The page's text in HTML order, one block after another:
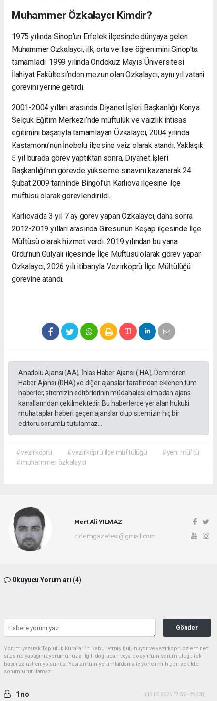
Muhammer Özkalaycı Kimdir?
1975 yılında Sinop’un Erfelek ilçesinde dünyaya gelen
Muhammer Özkalaycı, ilk, orta ve lise öğrenimini Sinop’ta
tamamladı. 1999 yılında Ondokuz Mayıs Üniversitesi
İlahiyat Fakültesi’nden mezun olan Özkalaycı, aynı yıl vatani
görevini yerine getirdi.
2001-2004 yılları arasında Diyanet İşleri Başkanlığı Konya
Selçuk Eğitim Merkezi’nde müftülük ve vaizlik ihtisas
eğitimini başarıyla tamamlayan Özkalaycı, 2004 yılında
Kastamonu’nun İnebolu ilçesine vaiz olarak atandı. Yaklaşık
5 yıl burada görev yaptıktan sonra, Diyanet İşleri
Başkanlığı’nın görevde yükselme sınavını kazanarak 24
Şubat 2009 tarihinde Bingöl’ün Karlıova ilçesine ilçe
müftüsü olarak görevlendirildi.
Karlıova’da 3 yıl 7 ay görev yapan Özkalaycı, daha sonra
2012-2019 yılları arasında Giresun’un Keşap ilçesinde İlçe
Müftüsü olarak hizmet verdi. 2019 yılından bu yana
Ordu’nun Gülyalı ilçesinde İlçe Müftüsü olarak görev yapan
Özkalaycı, 2026 yılı itibarıyla Vezirköprü İlçe Müftülüğü
görevine atandı.
Anadolu Ajansı (AA), İhlas Haber Ajansı (İHA), Demirören
Haber Ajansı (DHA) ve diğer ajanslar tarafından eklenen tüm
haberler, sitemizin editörlerinin müdahalesi olmadan ajans
kanallarından çekilmektedir. Bu haberlerde yer alan hukuki
muhataplar haberi geçen ajanslar olup sitemizin hiç bir
editörü sorumlu tutulamaz...
#vezirköprü #vezirköprü ilçe müftülüğü
#yeni müftü
#muhammer özkalaycı
Mert Ali YILMAZ
ozlemgazetesi@gmail.com
Okuyucu Yorumları(4)
Gönder
Yorum yazarak Topluluk Kuralları’nı kabul etmiş bulunuyor ve vezirkopruozlem.net
sitesine yaptığınız yorumunuzla ilgili doğrudan veya dolaylı tüm sorumluluğu tek
başınıza üstleniyorsunuz. Yazılan tüm yorumlardan site yönetimi hiçbir şekilde
sorumlu tutulamaz.
1 no (19.06.2026 17:56 - #9438)